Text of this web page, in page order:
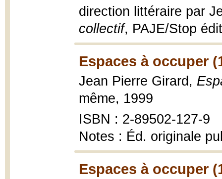
direction littéraire par
collectif, PAJE/Stop
Espaces à occuper
Jean Pierre Girard,
même, 1999
ISBN : 2-89502-127-9
Notes : Éd. originale
Espaces à occuper